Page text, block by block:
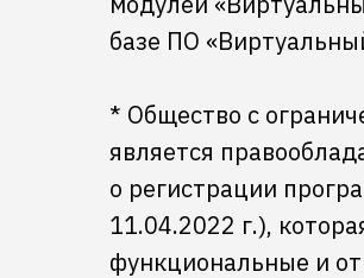
базе ПО
* Общество с
является
о регистрации
11.04.2022 г.),
функциональные и